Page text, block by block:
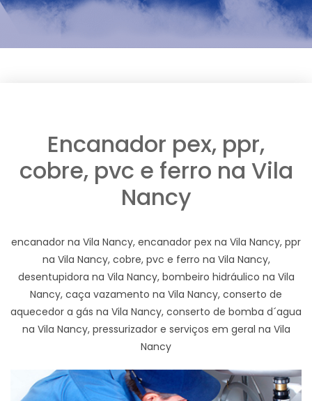
Encanador pex, ppr,
cobre, pvc e ferro na Vila
Nancy
encanador na Vila Nancy, encanador pex na Vila Nancy, ppr
na Vila Nancy, cobre, pvc e ferro na Vila Nancy,
desentupidora na Vila Nancy, bombeiro hidráulico na Vila
Nancy, caça vazamento na Vila Nancy, conserto de
aquecedor a gás na Vila Nancy, conserto de bomba d´agua
na Vila Nancy, pressurizador e serviços em geral na Vila
Nancy